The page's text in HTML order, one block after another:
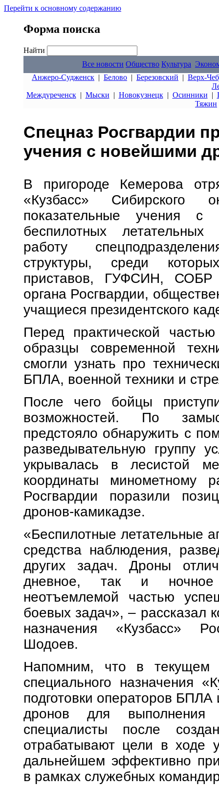
Перейти к основному содержанию
Форма поиска
Найти
Все новости Общество Культура
Анжеро-Судженск | Белово | Березовский | Верх-
Междуреченск| Мыски | Новокузнецк| Осинники |
Тяжин
Спецназ Росгвардии
учения с новейшими
В пригороде Кемерова
«Кузбасс» Сибирского
показательные учения
беспилотных
работу
структуры, среди
приставов, ГУФСИН,
органа Росгвардии,
учащиеся президентского
Перед практической
образцы современной
смогли узнать про
БПЛА, военной техники и
После чего бойцы
возможностей. По
предстояло обнаружить с
разведывательную группу
укрывалась в лесистой
координаты минометному
Росгвардии поразили
дронов-камикадзе.
«Беспилотные летательные
средства наблюдения,
других задач. Дроны
дневное, так и
неотъемлемой частью
боевых задач», – рассказал
назначения «Кузбасс»
Шодоев.
Напомним, что в текущем
специального назначения
подготовки операторов БПЛА
дронов для выполнения
специалисты после
отрабатывают цели в ходе
дальнейшем эффективно
в рамках служебных